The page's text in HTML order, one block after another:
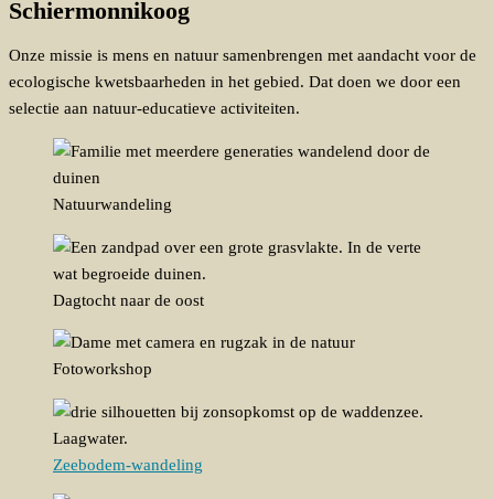
Schiermonnikoog
Onze missie is mens en natuur samenbrengen met aandacht voor de
ecologische kwetsbaarheden in het gebied. Dat doen we door een
selectie aan natuur-educatieve activiteiten.
Natuurwandeling
Dagtocht naar de oost
Fotoworkshop
Zeebodem-wandeling